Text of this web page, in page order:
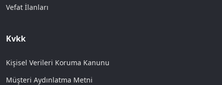
Vefat İlanları
Kvkk
Kişisel Verileri Koruma Kanunu
Müşteri Aydınlatma Metni